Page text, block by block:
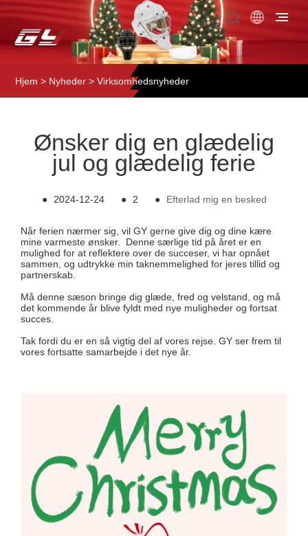
Hjem > Nyheder >Virksomhedsnyheder
Ønsker dig en glædelig
jul og glædelig ferie
● 2024-12-24 ● 2 ● Efterlad mig en besked
Når ferien nærmer sig, vil GY gerne give dig og dine kære
mine varmeste ønsker. Denne særlige tid på året er en
mulighed for at reflektere over de succeser, vi har opnået
sammen, og udtrykke min taknemmelighed for jeres tillid og
partnerskab.
Må denne sæson bringe dig glæde, fred og velstand, og må
det kommende år blive fyldt med nye muligheder og fortsat
succes.
Tak fordi du er en så vigtig del af vores rejse. GY ser frem til
vores fortsatte samarbejde i det nye år.